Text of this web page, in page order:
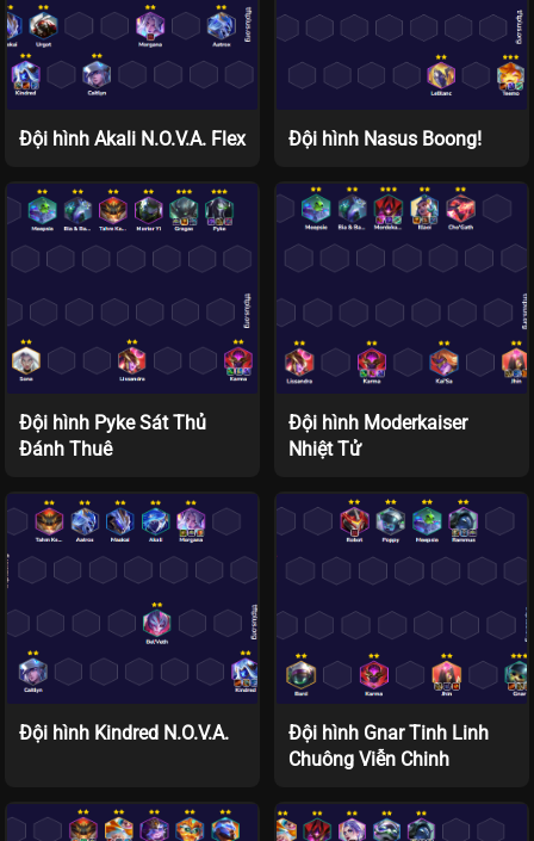
Đội hình Akali N.O.V.A. Flex Đội hình Nasus Boong!
Đội hình Pyke Sát Thủ
Đánh Thuê
Đội hình Moderkaiser
Nhiệt Tử
Đội hình Kindred N.O.V.A.
Đội hình Gnar Tinh Linh
Chuông Viễn Chinh